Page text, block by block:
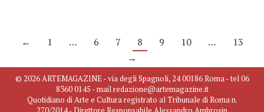
← 1 … 6 7 8 9 10 …
13
→
© 2026 ARTEMAGAZINE - via degli Spagnoli, 24 00186 Roma - tel 06
8360 0145 - mail redazione@artemagazine.it
Quotidiano di Arte e Cultura registrato al Tribunale di Roma n.